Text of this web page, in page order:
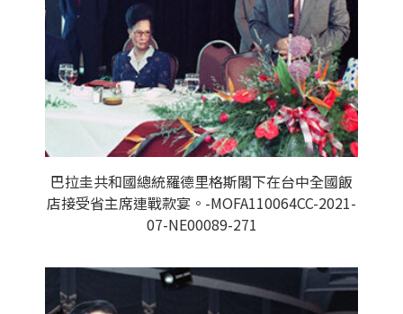
巴拉圭共和國總統羅德里格斯閣下在台中全國飯
店接受省主席連戰款宴。-MOFA110064CC-2021-
07-NE00089-271